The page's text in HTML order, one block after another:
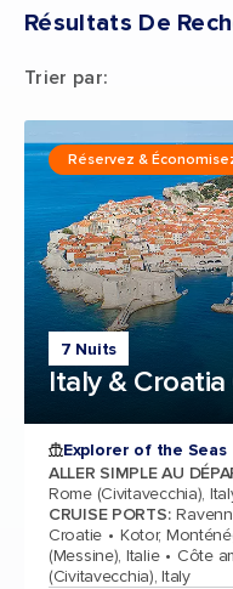
Résultats De
Trier par:
7 Nuits
Italy & Croatia
Réservez &
Explorer of the Seas
ALLER SIMPLE AU
Rome (Civitavecchia),
CRUISE PORTS:
Croatie
Kotor,
(Messine), Italie
Côte
(Civitavecchia), Italy